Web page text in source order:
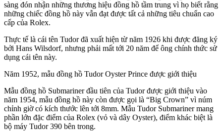
sàng đón nhận những thương hiệu đồng hồ tầm trung vì họ biết rằng
những chiếc đồng hồ này vẫn đạt được tất cả những tiêu chuẩn cao
cấp của Rolex.
Thực tế là cái tên Tudor đã xuất hiện từ năm 1926 khi được đăng ký
bởi Hans Wilsdorf, nhưng phải mất tới 20 năm để ông chính thức sử
dụng cái tên này.
Năm 1952, mẫu đồng hồ Tudor Oyster Prince được giới thiệu
Mẫu đồng hồ Submariner đầu tiên của Tudor được giới thiệu vào
năm 1954, mẫu đồng hồ này còn được gọi là “Big Crown” vì núm
chỉnh giờ có kích thước lên tới 8mm. Mẫu Tudor Submariner mang
phần lớn đặc điểm của Rolex (vỏ và dây Oyster), điểm khác biệt là
bộ máy Tudor 390 bên trong.